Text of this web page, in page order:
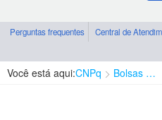
Perguntas frequentes Central de
Você está aqui:CNPq Bolsas e Auxílios Vigentes